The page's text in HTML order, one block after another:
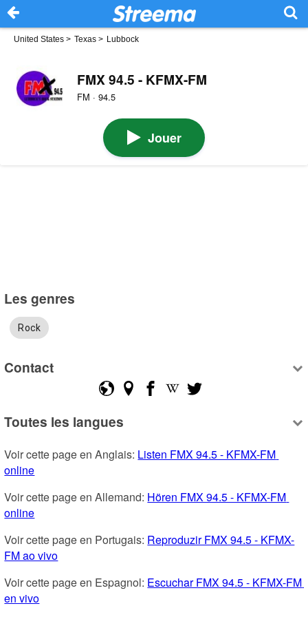
United States > Texas > Lubbock
FMX 94.5 - KFMX-FM
FM · 94.5
Jouer
Les genres
Rock
Contact
Toutes les langues
Voir cette page en Anglais: Listen FMX 94.5 - KFMX-FM
online
Voir cette page en Allemand: Hören FMX 94.5 - KFMX-FM
online
Voir cette page en Portugais: Reproduzir FMX 94.5 - KFMX-
FM ao vivo
Voir cette page en Espagnol: Escuchar FMX 94.5 - KFMX-FM
en vivo